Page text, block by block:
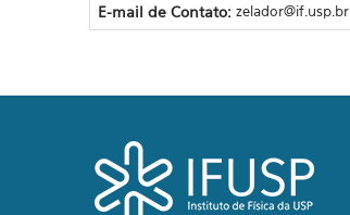
E-mail de Contato: zelador@if.usp.br